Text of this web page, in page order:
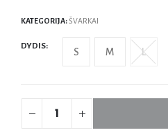
KATEGORIJA:ŠVARKAI
DYDIS
S M L